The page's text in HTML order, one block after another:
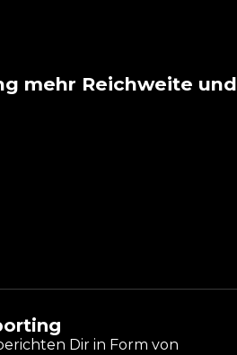
mehr Reichweite und
Dir in Form von